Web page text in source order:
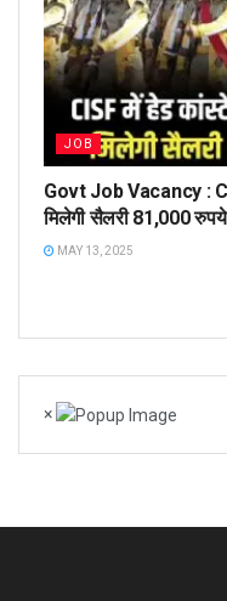
JOB
Govt Job Vacancy :
मिलेगी सैलरी 81,000
MAY 13, 2025
×